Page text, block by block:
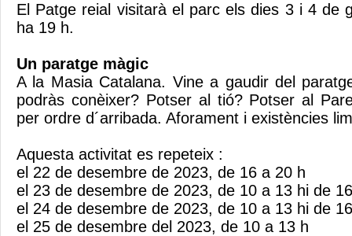
El Patge reial visitarà el parc els dies 3 i 4 de
ha 19 h.
Un paratge màgic
A la Masia Catalana. Vine a gaudir del
podràs conèixer? Potser al tió? Potser al
per ordre d´arribada. Aforament i existències
Aquesta activitat es repeteix :
el 22 de desembre de 2023, de 16 a 20 h
el 23 de desembre de 2023, de 10 a 13 hi de
el 24 de desembre de 2023, de 10 a 13 hi de
el 25 de desembre del 2023, de 10 a 13 h